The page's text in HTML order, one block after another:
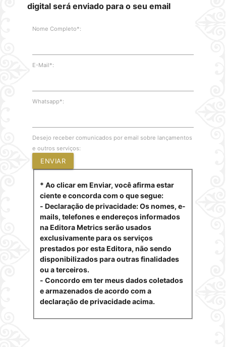
digital será enviado para o seu email
Nome Completo*:
E-Mail*:
Whatsapp*:
Desejo receber comunicados por email sobre lançamentos
e outros serviços:
ENVIAR
* Ao clicar em Enviar, você afirma estar
ciente e concorda com o que segue:
- Declaração de privacidade: Os nomes, e-
mails, telefones e endereços informados
na Editora Metrics serão usados
exclusivamente para os serviços
prestados por esta Editora, não sendo
disponibilizados para outras finalidades
ou a terceiros.
- Concordo em ter meus dados coletados
e armazenados de acordo com a
declaração de privacidade acima.